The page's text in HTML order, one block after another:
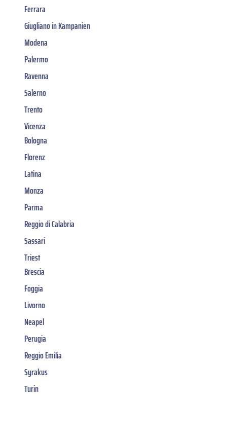
Ferrara
Giugliano in Kampanien
Modena
Palermo
Ravenna
Salerno
Trento
Vicenza
Bologna
Florenz
Latina
Monza
Parma
Reggio di Calabria
Sassari
Triest
Brescia
Foggia
Livorno
Neapel
Perugia
Reggio Emilia
Syrakus
Turin